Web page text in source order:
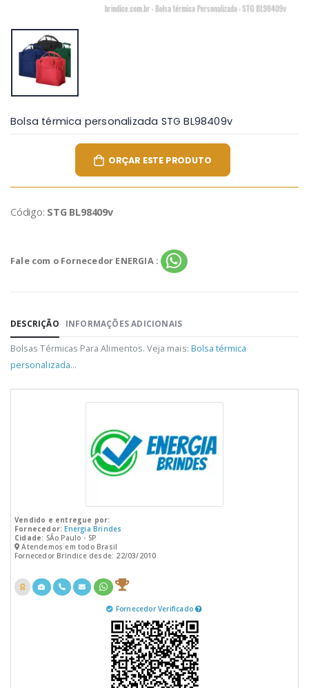
Bolsa térmica personalizada STG BL98409v
ORÇAR ESTE PRODUTO
Código: STG BL98409v
Fale com o Fornecedor ENERGIA :
DESCRIÇÃO INFORMAÇÕES ADICIONAIS
Bolsas Térmicas Para Alimentos. Veja mais: Bolsa térmica
personalizada...
Vendido e entregue por:
Fornecedor: Energia Brindes
Cidade: SÃo Paulo - SP
Atendemos em todo Brasil
Fornecedor Bríndice desde: 22/03/2010
Fornecedor Verificado